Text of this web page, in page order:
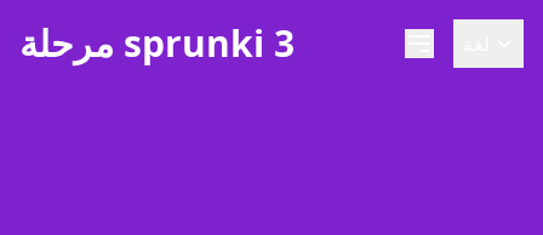
مرحلة sprunki 3